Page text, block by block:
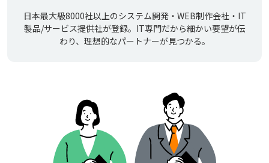
日本最大級8000社以上のシステム開発・WEB制作会社・IT
製品/サービス提供社が登録。IT専門だから細かい要望が伝
わり、理想的なパートナーが見つかる。